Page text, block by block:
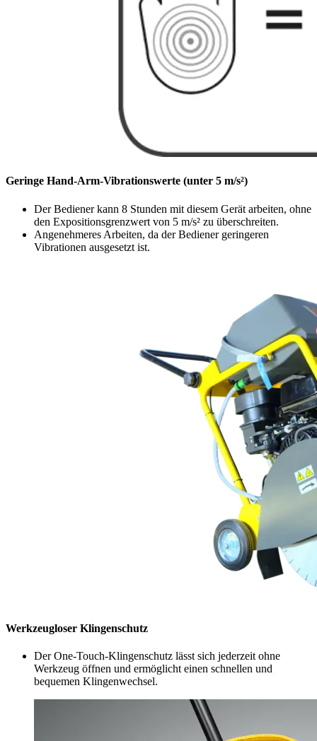
Geringe Hand-Arm-Vibrationswerte (unter 5 m/s²)
Der Bediener kann 8 Stunden mit diesem Gerät arbeiten, ohne
den Expositionsgrenzwert von 5 m/s² zu überschreiten.
Angenehmeres Arbeiten, da der Bediener geringeren
Vibrationen ausgesetzt ist.
Werkzeugloser Klingenschutz
Der One-Touch-Klingenschutz lässt sich jederzeit ohne
Werkzeug öffnen und ermöglicht einen schnellen und
bequemen Klingenwechsel.